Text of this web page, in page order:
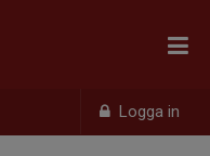
Logga in